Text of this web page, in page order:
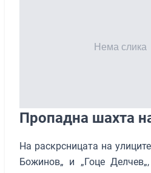
Пропадна шахта
На раскрсницата на
Божинов„ и „Гоце